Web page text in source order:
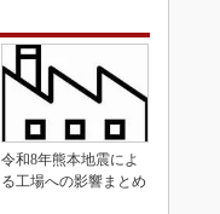
令和8年熊本地震によ
る工場への影響まとめ